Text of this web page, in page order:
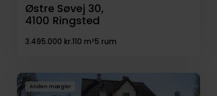
Østre Søvej 30,
4100 Ringsted
3.495.000 kr.110 m²5 rum
Anden mægler